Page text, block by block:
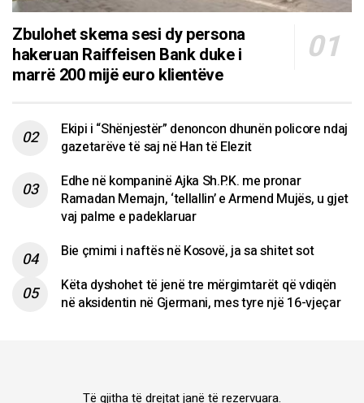
Zbulohet skema sesi dy persona
hakeruan Raiffeisen Bank duke i
marrë 200 mijë euro klientëve
Ekipi i “Shënjestër” denoncon dhunën policore ndaj
gazetarëve të saj në Han të Elezit
Edhe në kompaninë Ajka Sh.P.K. me pronar
Ramadan Memajn, ‘tellallin’ e Armend Mujës, u gjet
vaj palme e padeklaruar
Bie çmimi i naftës në Kosovë, ja sa shitet sot
Këta dyshohet të jenë tre mërgimtarët që vdiqën
në aksidentin në Gjermani, mes tyre një 16-vjeçar
Të gjitha të drejtat janë të rezervuara.